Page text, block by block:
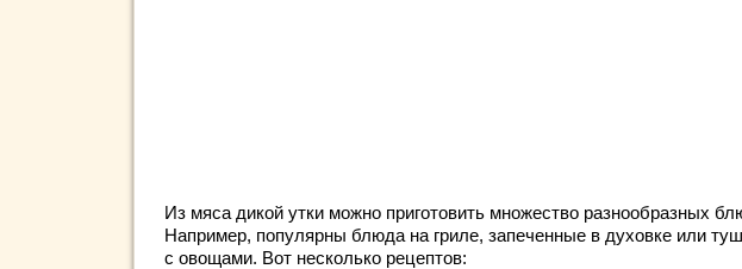
Из мяса дикой утки можно приготовить множество разнообразных
Например, популярны блюда на гриле, запеченные в духовке или
с овощами. Вот несколько рецептов: